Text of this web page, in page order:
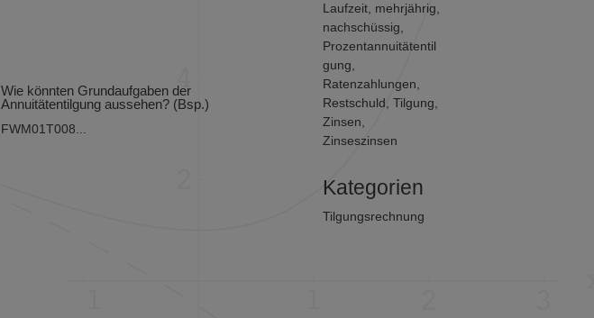
Wie könnten Grundaufgaben der
Annuitätentilgung aussehen? (Bsp.)
FWM01T008...
Laufzeit, mehrjährig,
nachschüssig,
Prozentannuitätentil
gung,
Ratenzahlungen,
Restschuld,Tilgung,
Zinsen,
Zinseszinsen
Kategorien
Tilgungsrechnung